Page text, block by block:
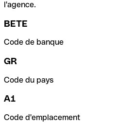
l'agence.
BETE
Code de banque
GR
Code du pays
A1
Code d'emplacement